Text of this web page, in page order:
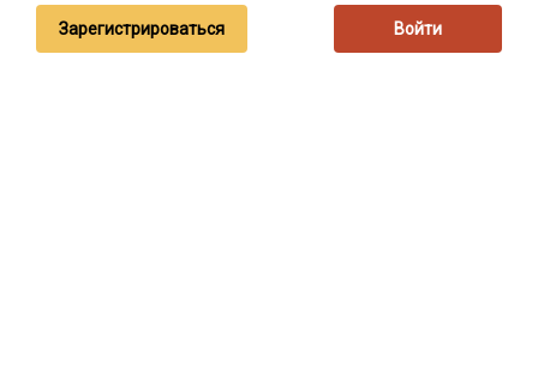
Зарегистрироваться Войти